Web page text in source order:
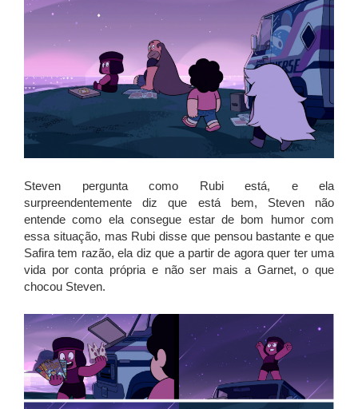
Steven pergunta como Rubi está, e ela
surpreendentemente diz que está bem, Steven não
entende como ela consegue estar de bom humor com
essa situação, mas Rubi disse que pensou bastante e que
Safira tem razão, ela diz que a partir de agora quer ter uma
vida por conta própria e não ser mais a Garnet, o que
chocou Steven.